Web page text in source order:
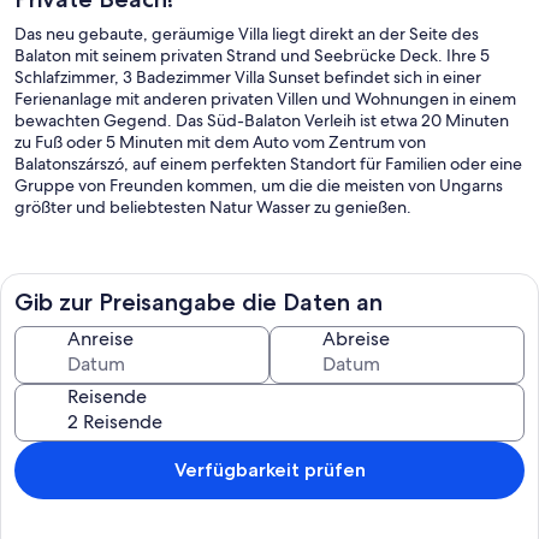
Das neu gebaute, geräumige Villa liegt direkt an der Seite des
Balaton mit seinem privaten Strand und Seebrücke Deck. Ihre 5
Schlafzimmer, 3 Badezimmer Villa Sunset befindet sich in einer
Ferienanlage mit anderen privaten Villen und Wohnungen in einem
bewachten Gegend. Das Süd-Balaton Verleih ist etwa 20 Minuten
zu Fuß oder 5 Minuten mit dem Auto vom Zentrum von
Balatonszárszó, auf einem perfekten Standort für Familien oder eine
Gruppe von Freunden kommen, um die die meisten von Ungarns
größter und beliebtesten Natur Wasser zu genießen.
8 Erwachsene mit 2-4 Kindern, so dass Sie viel mehr Platz und
Privatsphäre als ein Hotel.
Dieses Ferienhaus bietet modernen Design und modernen
Annehmlichkeiten und ist mit allem, was Sie brauchen, um Ihren
Urlaub zu genießen ausgestattet. Die beeindruckenden Anwesen
aus Ihrem Urlaub am See Unterkunft mit eigenem Bootssteg Deck,
von wo aus man in den See oder Sonnenbad erfrischen, während
Sie Ihr Lieblingsbuch. Im Garten gibt es Liegestühle, eine
Tischtennisplatte und einen Tischkicker sowie einen Sandkasten für
Kinder, um die ganze Generation zu unterhalten. Sie können einen
Gib zur Preisangabe die Daten an
Anreise Abreise
Reisende
Verfügbarkeit prüfen